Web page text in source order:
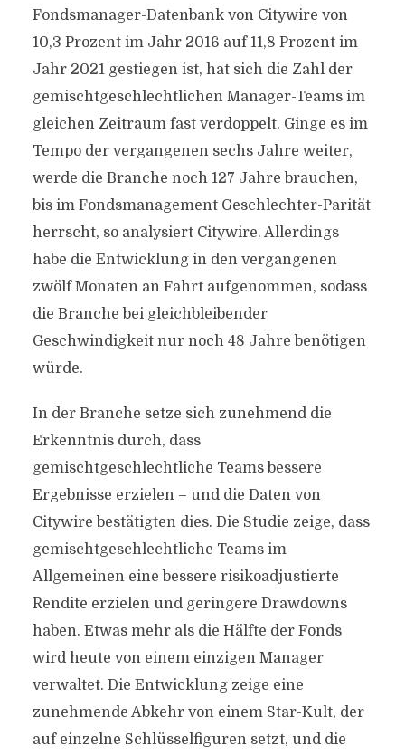
Fondsmanager-Datenbank von Citywire von
10,3 Prozent im Jahr 2016 auf 11,8 Prozent im
Jahr 2021 gestiegen ist, hat sich die Zahl der
gemischtgeschlechtlichen Manager-Teams im
gleichen Zeitraum fast verdoppelt. Ginge es im
Tempo der vergangenen sechs Jahre weiter,
werde die Branche noch 127 Jahre brauchen,
bis im Fondsmanagement Geschlechter-Parität
herrscht, so analysiert Citywire. Allerdings
habe die Entwicklung in den vergangenen
zwölf Monaten an Fahrt aufgenommen, sodass
die Branche bei gleichbleibender
Geschwindigkeit nur noch 48 Jahre benötigen
würde.
In der Branche setze sich zunehmend die
Erkenntnis durch, dass
gemischtgeschlechtliche Teams bessere
Ergebnisse erzielen – und die Daten von
Citywire bestätigten dies. Die Studie zeige, dass
gemischtgeschlechtliche Teams im
Allgemeinen eine bessere risikoadjustierte
Rendite erzielen und geringere Drawdowns
haben. Etwas mehr als die Hälfte der Fonds
wird heute von einem einzigen Manager
verwaltet. Die Entwicklung zeige eine
zunehmende Abkehr von einem Star-Kult, der
auf einzelne Schlüsselfiguren setzt, und die